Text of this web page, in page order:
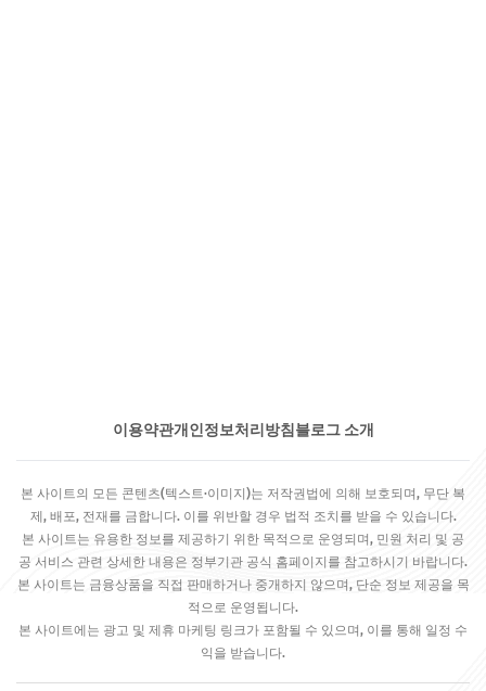
이용약관개인정보처리방침 블로그 소개
본 사이트의 모든 콘텐츠(텍스트·이미지)는 저작권법에 의해 보호되며, 무단 복
제, 배포, 전재를 금합니다. 이를 위반할 경우 법적 조치를 받을 수 있습니다.
본 사이트는 유용한 정보를 제공하기 위한 목적으로 운영되며, 민원 처리 및 공
공 서비스 관련 상세한 내용은 정부기관 공식 홈페이지를 참고하시기 바랍니다.
본 사이트는 금융상품을 직접 판매하거나 중개하지 않으며, 단순 정보 제공을 목
적으로 운영됩니다.
본 사이트에는 광고 및 제휴 마케팅 링크가 포함될 수 있으며, 이를 통해 일정 수
익을 받습니다.